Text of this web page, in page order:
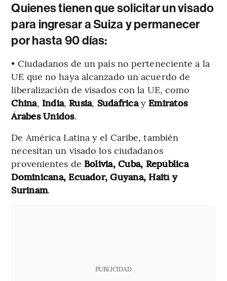
Quienes tienen que solicitar un visado
para ingresar a Suiza y permanecer
por hasta 90 días:
• Ciudadanos de un país no perteneciente a la
UE que no haya alcanzado un acuerdo de
liberalización de visados con la UE, como
China, India, Rusia, Sudáfricay Emiratos
Árabes Unidos.
De América Latina y el Caribe, también
necesitan un visado los ciudadanos
provenientes de Bolivia, Cuba, República
Dominicana, Ecuador, Guyana, Haití y
Surinam.
PUBLICIDAD